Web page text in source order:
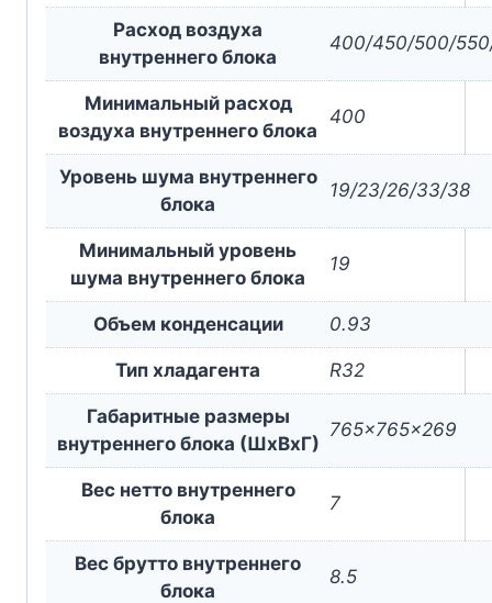
Расход воздуха
внутреннего блока
400/450/500/
Минимальный расход
воздуха внутреннего блока
400
Уровень шума внутреннего
блока
19/23/26/33/38
Минимальный уровень
шума внутреннего блока
19
Объем конденсации 0.93
Тип хладагента R32
Габаритные размеры
внутреннего блока (ШxВxГ)
765x765x269
Вес нетто внутреннего
блока
7
Вес брутто внутреннего
блока
8.5